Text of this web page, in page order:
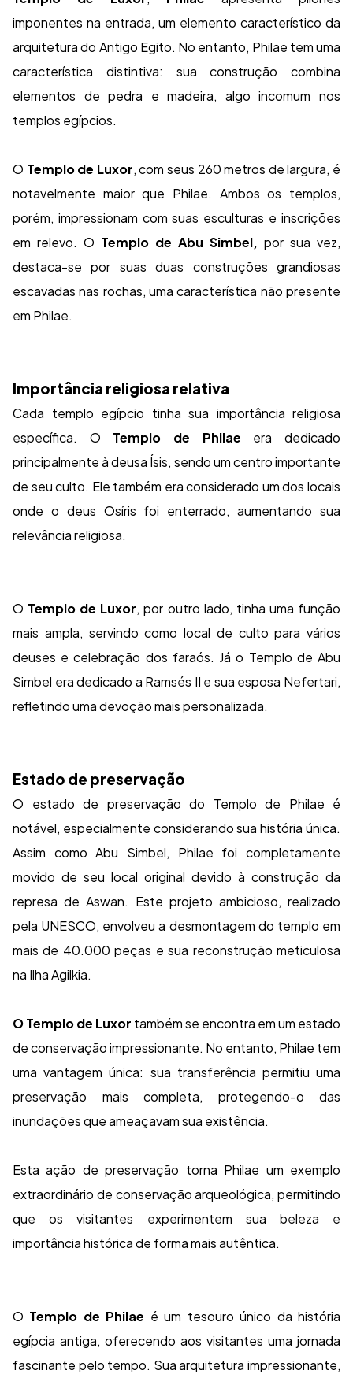
imponentes na entrada, um elemento característico da
arquitetura do Antigo Egito. No entanto, Philae tem uma
característica distintiva: sua construção combina
elementos de pedra e madeira, algo incomum nos
templos egípcios.
O Templo de Luxor, com seus 260 metros de largura, é
notavelmente maior que Philae. Ambos os templos,
porém, impressionam com suas esculturas e inscrições
em relevo. O Templo de Abu Simbel, por sua vez,
destaca-se por suas duas construções grandiosas
escavadas nas rochas, uma característica não presente
em Philae.
Importância religiosa relativa
Cada templo egípcio tinha sua importância religiosa
específica. O Templo de Philae era dedicado
principalmente à deusa Ísis, sendo um centro importante
de seu culto. Ele também era considerado um dos locais
onde o deus Osíris foi enterrado, aumentando sua
relevância religiosa.
O Templo de Luxor, por outro lado, tinha uma função
mais ampla, servindo como local de culto para vários
deuses e celebração dos faraós. Já o Templo de Abu
Simbel era dedicado a Ramsés II e sua esposa Nefertari,
refletindo uma devoção mais personalizada.
Estado de preservação
O estado de preservação do Templo de Philae é
notável, especialmente considerando sua história única.
Assim como Abu Simbel, Philae foi completamente
movido de seu local original devido à construção da
represa de Aswan. Este projeto ambicioso, realizado
pela UNESCO, envolveu a desmontagem do templo em
mais de 40.000 peças e sua reconstrução meticulosa
na Ilha Agilkia.
O Templo de Luxor também se encontra em um estado
de conservação impressionante. No entanto, Philae tem
uma vantagem única: sua transferência permitiu uma
preservação mais completa, protegendo-o das
inundações que ameaçavam sua existência.
Esta ação de preservação torna Philae um exemplo
extraordinário de conservação arqueológica, permitindo
que os visitantes experimentem sua beleza e
importância histórica de forma mais autêntica.
O Templo de Philae é um tesouro único da história
egípcia antiga, oferecendo aos visitantes uma jornada
fascinante pelo tempo. Sua arquitetura impressionante,